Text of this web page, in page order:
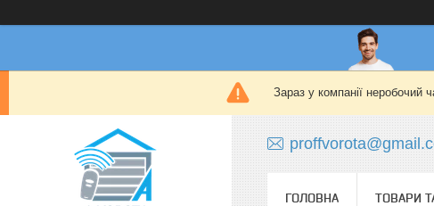
Зараз у компанії неробочий
ГОЛОВНА ТОВАРИ